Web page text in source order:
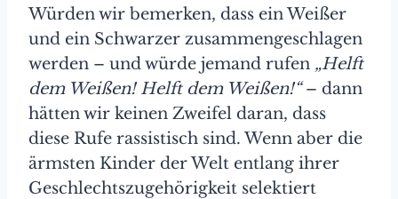
Würden wir bemerken, dass ein Weißer
und ein Schwarzer zusammengeschlagen
werden – und würde jemand rufen „Helft
dem Weißen! Helft dem Weißen!“– dann
hätten wir keinen Zweifel daran, dass
diese Rufe rassistisch sind. Wenn aber die
ärmsten Kinder der Welt entlang ihrer
Geschlechtszugehörigkeit selektiert